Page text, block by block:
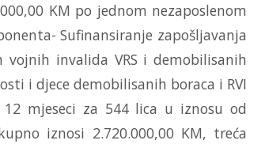
KM po jednom nezaposlenom
Sufinansiranje zapošljavanja
vojnih invalida VRS i demobilisanih
i djece demobilisanih boraca i RVI
mjeseci za 544 lica u iznosu od
iznosi 2.720.000,00 KM, treća